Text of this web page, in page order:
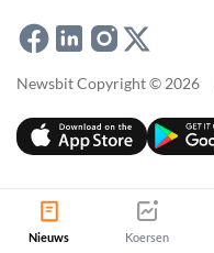
Newsbit Copyright © 2026
Nieuws Koersen